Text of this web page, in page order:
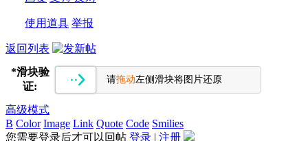
使用道具 举报
返回列表
*滑块验
证:
请拖动左侧滑块将图片还原
高级模式
B Color Image Link Quote Code Smilies
您需要登录后才可以回帖 登录 | 注册